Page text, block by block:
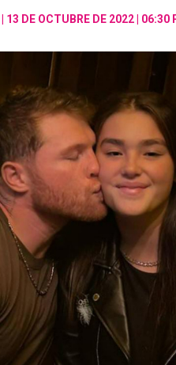
13 DE OCTUBRE DE 2022 | 06:30